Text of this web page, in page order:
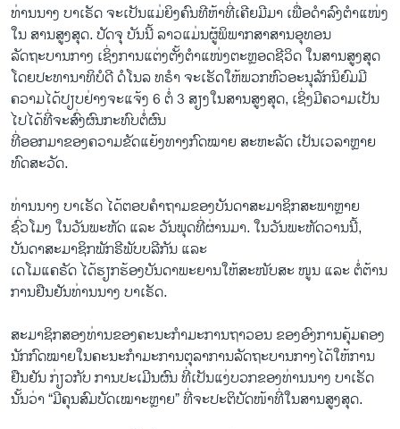
ທ່ານນາງ ບາເຣັດ ຈະເປັນແມ່ຍິງຄົນທີຫ້າທີ່ເຄີຍມີມາ ເພື່ອດຳລົງຕຳແໜ່ງ
ໃນ ສານສູງສຸດ. ປັດຈຸ ບັນນີ້ ລາວແມ່ນຜູ້ພິພາກສາສານອຸທອນ
ລັດຖະບານກາງ ເຊິ່ງການແຕ່ງຕັ້ງຕຳແໜ່ງຕະຫຼອດຊີວິດ ໃນສານສູງສຸດ
ໂດຍປະທານາທິບໍດີ ດໍໂນລ ທຣຳ ຈະເຮັດໃຫ້ພວກຫົວອະນຸລັກນິຍົມມີ
ຄວາມໄດ້ປຽບຢ່າງຈະແຈ້ງ 6 ຕໍ່ 3 ສຽງໃນສານສູງສຸດ, ເຊິ່ງມີຄວາມເປັນ
ໄປໄດ້ທີ່ຈະສົ່ງຜົນກະທົບຕໍ່ຜົນ
ທີ່ອອກມາຂອງຄວາມຂັດແຍ້ງທາງກົດໝາຍ ສະຫະລັດ ເປັນເວລາຫຼາຍ
ທົດສະວັດ.
ທ່ານນາງ ບາເຣັດ ໄດ້ຕອບຄຳຖາມຂອງບັນດາສະມາຊິກສະພາຫຼາຍ
ຊົ່ວໂມງ ໃນວັນພະຫັດ ແລະ ວັນພຸດທີ່ຜ່ານມາ. ໃນວັນພະຫັດວານນີ້,
ບັນດາສະມາຊິກພັກຣີພັບບລີກັນ ແລະ
ເດໂມແຄຣັດ ໄດ້ຮຽກຮ້ອງບັນດາພະຍານໃຫ້ສະໜັບສະ ໜູນ ແລະ ຕໍ່ຕ້ານ
ການຢືນຢັນທ່ານນາງ ບາເຣັດ.
ສະມາຊິກສອງທ່ານຂອງຄະນະກຳມະການຖາວອນ ຂອງອົງການຄຸ້ມຄອງ
ນັກກົດໝາຍໃນຄະນະກຳມະການຕຸລາການລັດຖະບານກາງໄດ້ໃຫ້ການ
ຢືນຢັນ ກ່ຽວກັບ ການປະເມີນຜົນ ທີ່ເປັນແງ່ບວກຂອງທ່ານນາງ ບາເຣັດ
ນັ້ນວ່າ “ມີຄຸນສົມບັດເໝາະຫຼາຍ” ທີ່ຈະປະຕິບັດໜ້າທີ່ໃນສານສູງສຸດ.